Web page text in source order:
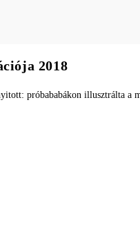
2018
próbababákon illusztrálta a